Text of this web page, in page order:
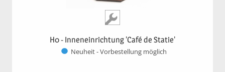
H0 - Inneneinrichtung 'Café de Statie'
Neuheit - Vorbestellung möglich